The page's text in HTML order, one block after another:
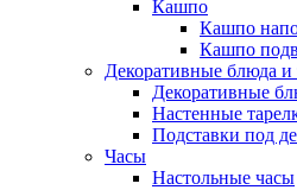
Кашпо
Кашпо
Кашпо
Декоративные блюда и
Декоративные
Настенные
Подставки под
Часы
Настольные часы